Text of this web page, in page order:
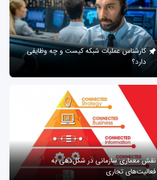
کارشناس عملیات شبکه کیست و چه وظایفی
دارد؟
نقش معماری سازمانی در شکل‌دهی به
فعالیت‌های تجاری